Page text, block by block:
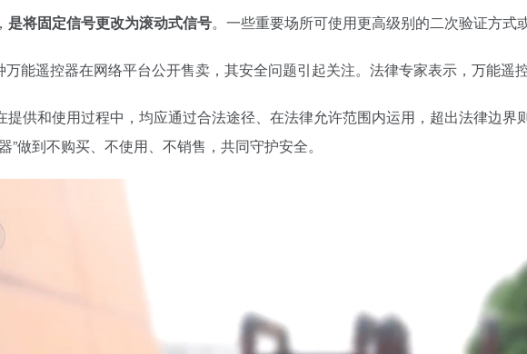
是将固定信号更改为滚动式信号。一些重要场所可使用更高级别的二次验证方式
能遥控器在网络平台公开售卖，其安全问题引起关注。法律专家表示，万能遥
供和使用过程中，均应通过合法途径、在法律允许范围内运用，超出法律边
”做到不购买、不使用、不销售，共同守护安全。